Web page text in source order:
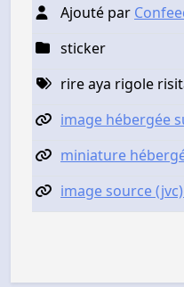
Ajouté par
sticker
rire aya rigole
image hébergée
miniature
image source (jvc)